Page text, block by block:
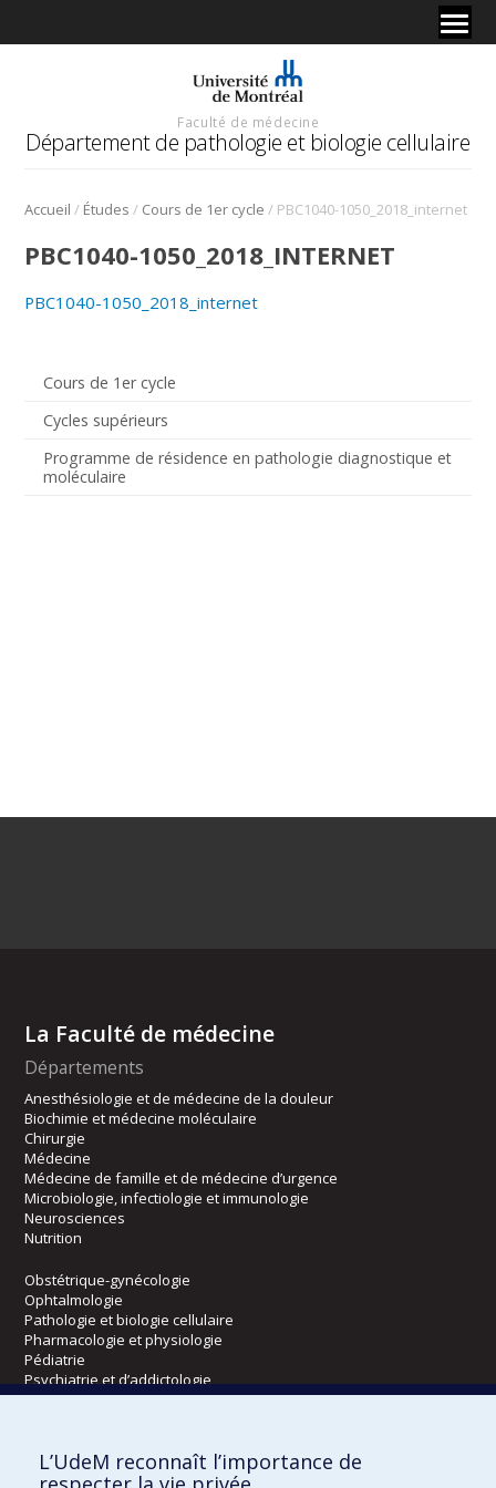
Faculté de médecine
Département de pathologie et biologie cellulaire
Accueil / Études / Cours de 1er cycle / PBC1040-1050_2018_internet
Cours de 1er cycle
Cycles supérieurs
Programme de résidence en pathologie diagnostique et
moléculaire
PBC1040-1050_2018_INTERNET
PBC1040-1050_2018_internet
La Faculté de médecine
Départements
Anesthésiologie et de médecine de la douleur
Biochimie et médecine moléculaire
Chirurgie
Médecine
Médecine de famille et de médecine d’urgence
Microbiologie, infectiologie et immunologie
Neurosciences
Nutrition
Obstétrique-gynécologie
Ophtalmologie
Pathologie et biologie cellulaire
Pharmacologie et physiologie
Pédiatrie
Psychiatrie et d’addictologie
Radiologie, radio-oncologie et médecine nucléaire
Écoles
L’UdeM reconnaît l’importance de